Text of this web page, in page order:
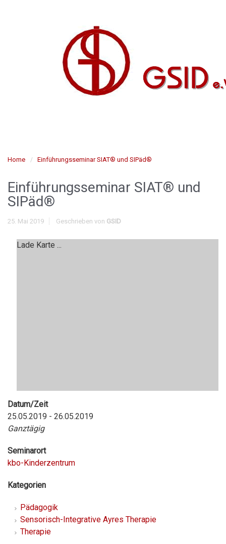
Home Einführungsseminar SIAT® und SIPäd®
Einführungsseminar SIAT® und
SIPäd®
25. Mai 2019 Geschrieben von GSID
Lade Karte ...
Datum/Zeit
25.05.2019 - 26.05.2019
Ganztägig
Seminarort
kbo-Kinderzentrum
Kategorien
Pädagogik
Sensorisch-Integrative Ayres Therapie
Therapie